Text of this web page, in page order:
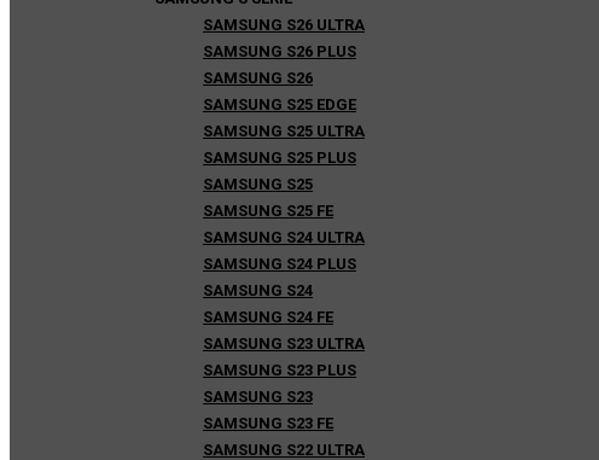
SAMSUNG S26 ULTRA
SAMSUNG S26 PLUS
SAMSUNG S26
SAMSUNG S25 EDGE
SAMSUNG S25 ULTRA
SAMSUNG S25 PLUS
SAMSUNG S25
SAMSUNG S25 FE
SAMSUNG S24 ULTRA
SAMSUNG S24 PLUS
SAMSUNG S24
SAMSUNG S24 FE
SAMSUNG S23 ULTRA
SAMSUNG S23 PLUS
SAMSUNG S23
SAMSUNG S23 FE
SAMSUNG S22 ULTRA